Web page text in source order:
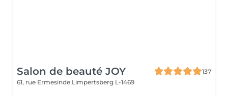
Salon de beauté JOY
137
61, rue Ermesinde Limpertsberg L-1469